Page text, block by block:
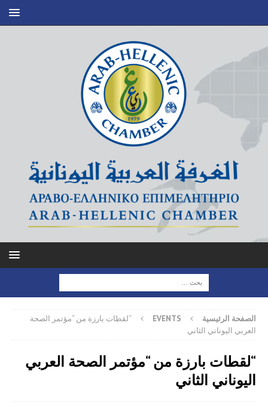
الصفحة الرئيسية EVENTS
“لقطات بارزة من “مؤتمر الصحة
العربي اليوناني الثاني
“لقطات بارزة من “مؤتمر الصحة العربي
اليوناني الثاني